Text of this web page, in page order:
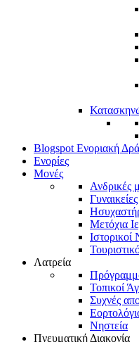
Blogspot Ενοριακή
Ενορίες
Μονές
Ανδρικές
Μετόχια
Ιστορικοί
Λατρεία
Τοπικοί
Συχνές
Νηστεία
Πνευματική Διακονία